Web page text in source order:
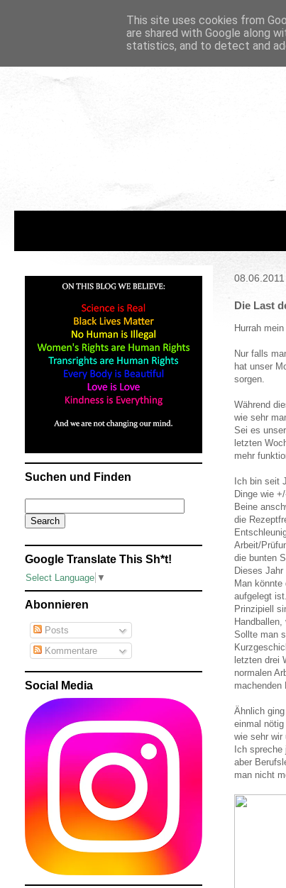
08.06.2011
Die Last
Hurrah
Nur falls
hat unser
sorgen.
Während
wie sehr
Sei es
letzten
mehr
Ich bin seit
Dinge wie
Beine
die
Arbeit/
die bunten
Dieses
Man
aufgelegt ist.
Prinzipiell
Sollte man
letzten drei
normalen
Ähnlich
einmal
wie sehr wir
Ich
aber
man nicht
Suchen und Finden
Google Translate This Sh*t!
Select Language ▼
Abonnieren
Posts
Kommentare
Social Media
This site uses cookies from
are shared with Google along
statistics, and to detect and